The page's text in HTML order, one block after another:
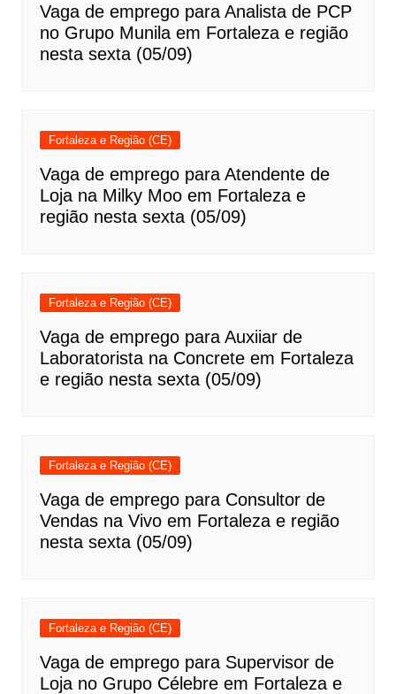
Vaga de emprego para Analista de PCP
no Grupo Munila em Fortaleza e região
nesta sexta (05/09)
Fortaleza e Região (CE)
Vaga de emprego para Atendente de
Loja na Milky Moo em Fortaleza e
região nesta sexta (05/09)
Fortaleza e Região (CE)
Vaga de emprego para Auxiiar de
Laboratorista na Concrete em Fortaleza
e região nesta sexta (05/09)
Fortaleza e Região (CE)
Vaga de emprego para Consultor de
Vendas na Vivo em Fortaleza e região
nesta sexta (05/09)
Fortaleza e Região (CE)
Vaga de emprego para Supervisor de
Loja no Grupo Célebre em Fortaleza e